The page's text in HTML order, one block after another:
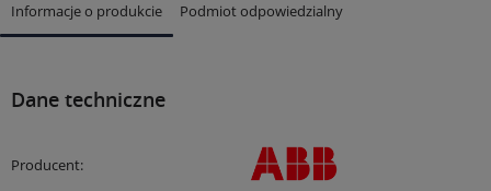
Informacje o produkcie Podmiot odpowiedzialny
Dane techniczne
Producent: